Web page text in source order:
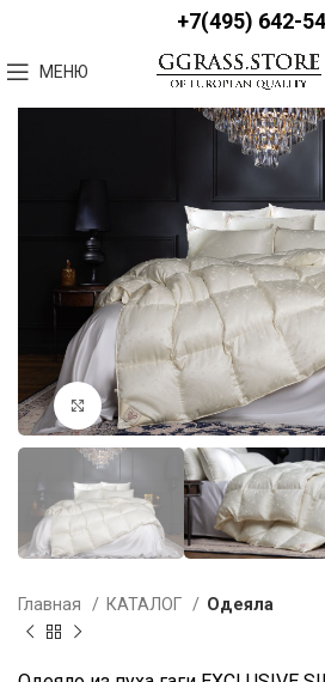
+7(495) 642-
МЕНЮ
Увеличить
Главная КАТАЛОГ Одеяла